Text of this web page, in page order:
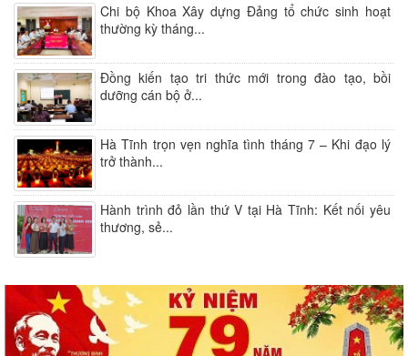
Chi bộ Khoa Xây dựng Đảng tổ chức sinh hoạt
thường kỳ tháng...
Đồng kiến tạo tri thức mới trong đào tạo, bồi
dưỡng cán bộ ở...
Hà Tĩnh trọn vẹn nghĩa tình tháng 7 – Khi đạo lý
trở thành...
Hành trình đỏ lần thứ V tại Hà Tĩnh: Kết nối yêu
thương, sẻ...